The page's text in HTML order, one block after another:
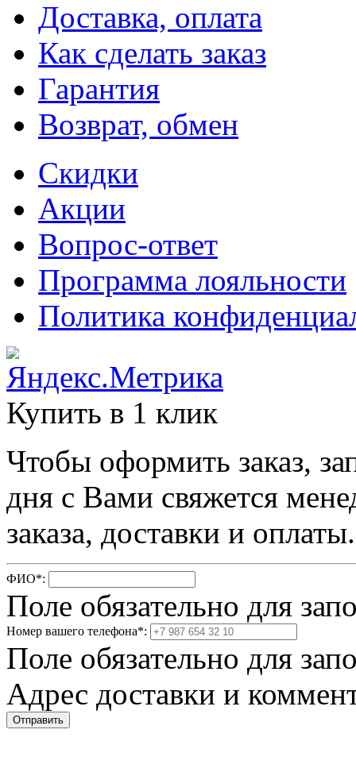
Доставка, оплата
Как сделать заказ
Гарантия
Возврат, обмен
Скидки
Акции
Вопрос-ответ
Программа лояльности
Политика
Купить в 1 клик
Чтобы оформить заказ,
дня с Вами свяжется
заказа, доставки и оплаты.
ФИО*:
Поле обязательно для
Номер вашего телефона*:
Поле обязательно для
Адрес доставки и